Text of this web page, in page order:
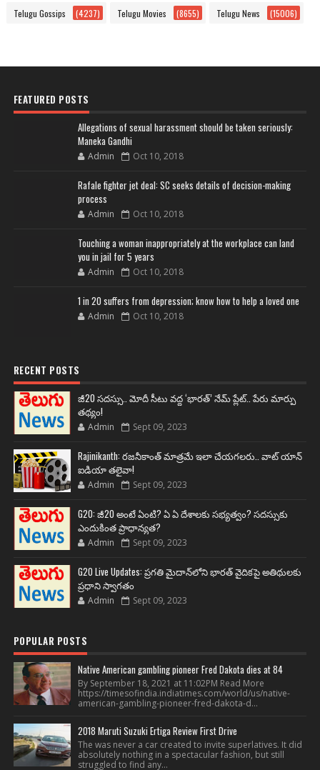
Telugu Gossips (4237) Telugu Movies (8655) Telugu News (15006)
FEATURED POSTS
Allegations of sexual harassment should be taken seriously:
Maneka Gandhi
Admin Oct 10, 2018
Rafale fighter jet deal: SC seeks details of decision-making
process
Admin Oct 10, 2018
Touching a woman inappropriately at the workplace can land
you in jail for 5 years
Admin Oct 10, 2018
1 in 20 suffers from depression; know how to help a loved one
Admin Oct 10, 2018
RECENT POSTS
జీ20 సదస్సు.. మోదీ సీటు వద్ద ‘భారత్’ నేమ్ ప్లేట్‌.. పేరు మార్పు
తథ్యం!
Admin Sept 09, 2023
Rajinikanth: రజనీకాంత్ మాత్రమే ఇలా చేయగలరు.. వాట్ యాన్
ఐడియా తలైవా!
Admin Sept 09, 2023
G20: జీ20 అంటే ఏంటి? ఏ ఏ దేశాలకు సభ్యత్వం? సదస్సుకు
ఎందుకింత ప్రాధాన్యత?
Admin Sept 09, 2023
G20 Live Updates: ప్రగతి మైదాన్‌లోని భారత్ వైదికపై అతిథులకు
ప్రధాని స్వాగతం
Admin Sept 09, 2023
POPULAR POSTS
Native American gambling pioneer Fred Dakota dies at 84
By September 18, 2021 at 11:02PM Read More
https://timesofindia.indiatimes.com/world/us/native-
american-gambling-pioneer-fred-dakota-d...
2018 Maruti Suzuki Ertiga Review First Drive
The was never a car created to invite superlatives. It did
absolutely nothing in a spectacular fashion, but still
struggled to find any...